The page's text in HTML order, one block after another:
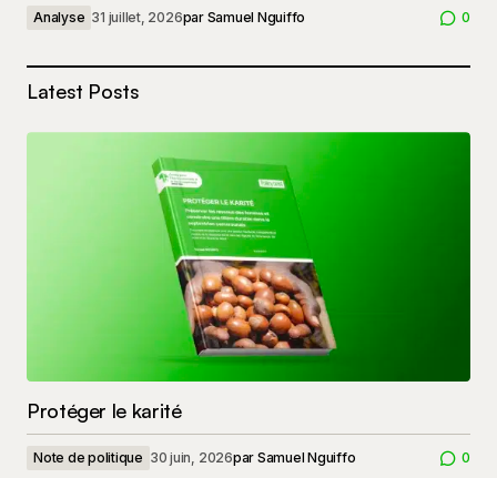
Analyse 31 juillet, 2026par Samuel Nguiffo 0
Latest Posts
Protéger le karité
Note de politique 30 juin, 2026par Samuel Nguiffo 0